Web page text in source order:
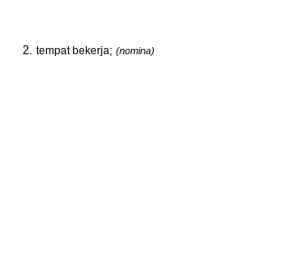
tempat bekerja; (nomina)